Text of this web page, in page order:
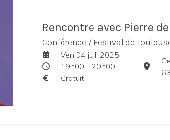
Rencontre avec Pierre
Conférence / Festival de
Ven 04 juil. 2025
19h00 - 20h00
Gratuit